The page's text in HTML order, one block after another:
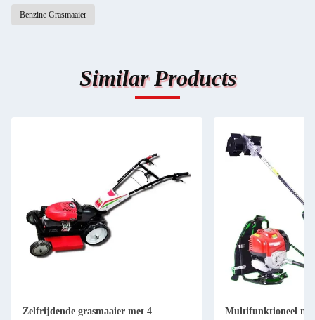
Benzine Grasmaaier
Similar Products
Zelfrijdende grasmaaier met 4
Multifunktioneel